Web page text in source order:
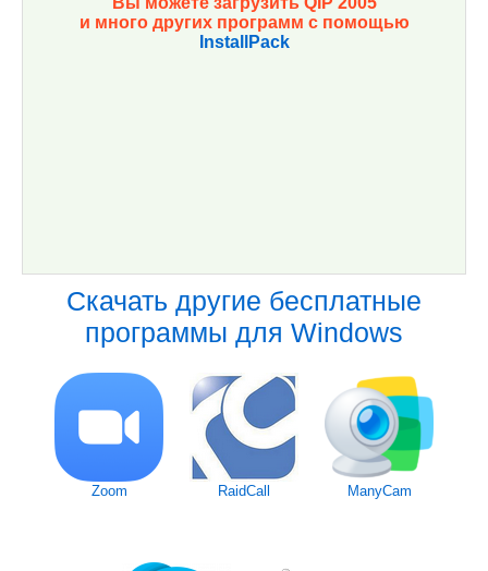
и много других программ с помощью
InstallPack
Скачать другие бесплатные
программы для Windows
Zoom RaidCall ManyCam